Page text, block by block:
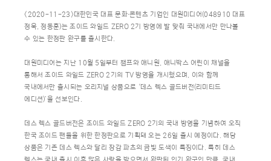
<2020-11-23>대한민국 대표 문화∙콘텐츠 기업인 대원미디어(048910 대표
정욱, 정동훈)는 조이드 와일드 ZERO 2기 방영에 발 맞춰 국내에서만 만나볼
수 있는 한정판 완구를 출시한다.
대원미디어는 지난 10월 5일부터 챔프와 애니원, 애니박스 어린이 채널을
통해서 조이드 와일드 ZERO 2기의 TV 방영을 개시했으며, 이와 함께
국내에서만 출시되는 오리지널 상품으로 ‘데스 렉스 골드버전(리미티드
에디션)’을 선보인다.
데스 렉스 골드버전은 조이드 와일드 ZERO 2기의 국내 방영을 기념하여 오직
한국 조이드 팬들을 위한 한정판으로 기획돼 오는 26일 출시 예정이다. 해당
상품은 기존 데스 렉스와 달리 장갑 파츠의 금빛 도색이 특징이다. 특히 데스